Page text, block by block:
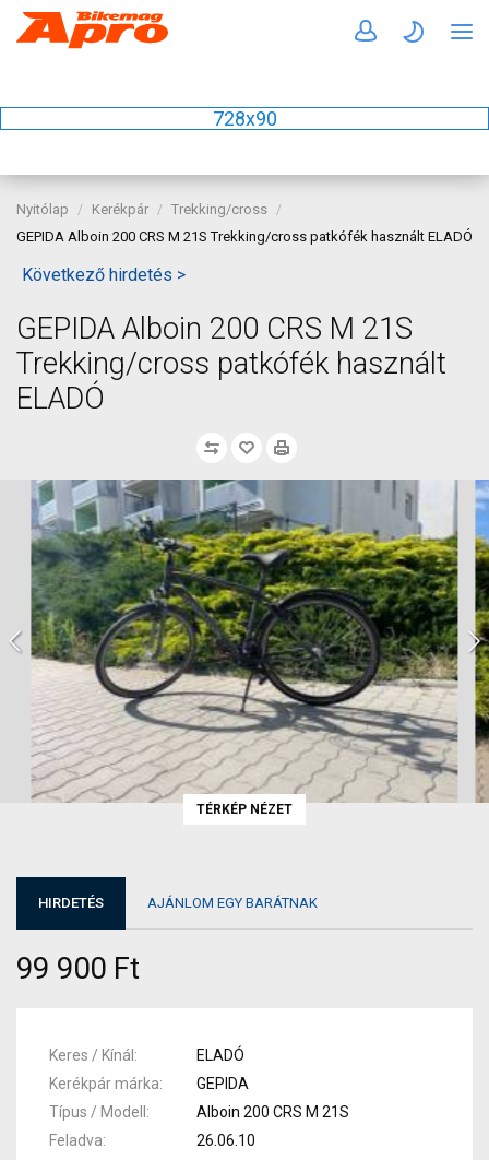
728x90
Nyitólap Kerékpár
Trekking/cross
GEPIDA Alboin 200 CRS M 21S Trekking/cross patkófék használt ELADÓ
Következő hirdetés >
GEPIDA Alboin 200 CRS M 21S
Trekking/cross patkófék használt
ELADÓ
TÉRKÉP NÉZET
HIRDETÉS AJÁNLOM EGY BARÁTNAK
99 900 Ft
Keres / Kínál
ELADÓ
Kerékpár márka
GEPIDA
Típus / Modell
Alboin 200 CRS M 21S
Feladva
26.06.10